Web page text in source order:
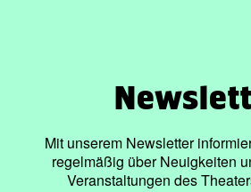
Mit unserem Newsletter
regelmäßig über Neuigkeiten
Veranstaltungen des